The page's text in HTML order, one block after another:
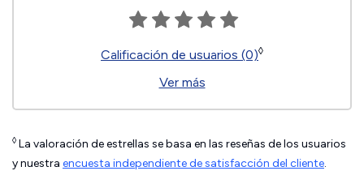
Calificación de usuarios (0)◊
Ver más
◊ La valoración de estrellas se basa en las reseñas de los usuarios
y nuestra encuesta independiente de satisfacción del cliente.